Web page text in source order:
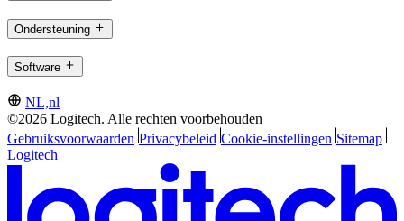
Ondersteuning
Software
NL,nl
©2026 Logitech. Alle rechten voorbehouden
Gebruiksvoorwaarden Privacybeleid Cookie-instellingen Sitemap
Logitech